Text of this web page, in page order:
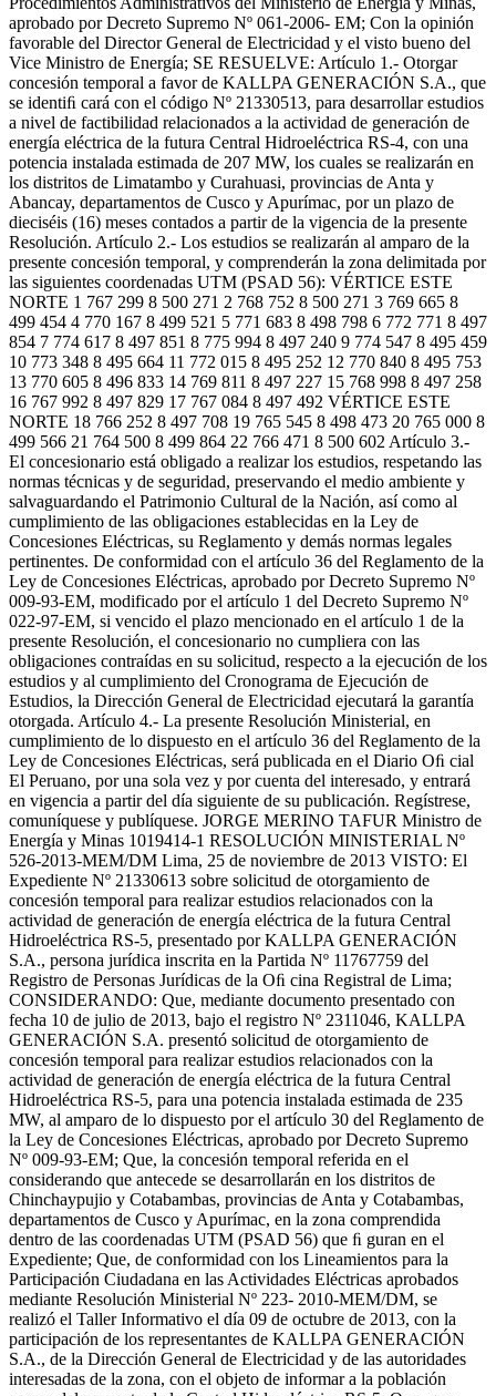
aprobado por Decreto Supremo Nº 061-2006- EM; Con la opinión
favorable del Director General de Electricidad y el visto bueno del
Vice Ministro de Energía; SE RESUELVE: Artículo 1.- Otorgar
concesión temporal a favor de KALLPA GENERACIÓN S.A., que
se identiﬁ cará con el código Nº 21330513, para desarrollar estudios
a nivel de factibilidad relacionados a la actividad de generación de
energía eléctrica de la futura Central Hidroeléctrica RS-4, con una
potencia instalada estimada de 207 MW, los cuales se realizarán en
los distritos de Limatambo y Curahuasi, provincias de Anta y
Abancay, departamentos de Cusco y Apurímac, por un plazo de
dieciséis (16) meses contados a partir de la vigencia de la presente
Resolución. Artículo 2.- Los estudios se realizarán al amparo de la
presente concesión temporal, y comprenderán la zona delimitada por
las siguientes coordenadas UTM (PSAD 56): VÉRTICE ESTE
NORTE 1 767 299 8 500 271 2 768 752 8 500 271 3 769 665 8
499 454 4 770 167 8 499 521 5 771 683 8 498 798 6 772 771 8 497
854 7 774 617 8 497 851 8 775 994 8 497 240 9 774 547 8 495 459
10 773 348 8 495 664 11 772 015 8 495 252 12 770 840 8 495 753
13 770 605 8 496 833 14 769 811 8 497 227 15 768 998 8 497 258
16 767 992 8 497 829 17 767 084 8 497 492 VÉRTICE ESTE
NORTE 18 766 252 8 497 708 19 765 545 8 498 473 20 765 000 8
499 566 21 764 500 8 499 864 22 766 471 8 500 602 Artículo 3.-
El concesionario está obligado a realizar los estudios, respetando las
normas técnicas y de seguridad, preservando el medio ambiente y
salvaguardando el Patrimonio Cultural de la Nación, así como al
cumplimiento de las obligaciones establecidas en la Ley de
Concesiones Eléctricas, su Reglamento y demás normas legales
pertinentes. De conformidad con el artículo 36 del Reglamento de la
Ley de Concesiones Eléctricas, aprobado por Decreto Supremo Nº
009-93-EM, modificado por el artículo 1 del Decreto Supremo Nº
022-97-EM, si vencido el plazo mencionado en el artículo 1 de la
presente Resolución, el concesionario no cumpliera con las
obligaciones contraídas en su solicitud, respecto a la ejecución de los
estudios y al cumplimiento del Cronograma de Ejecución de
Estudios, la Dirección General de Electricidad ejecutará la garantía
otorgada. Artículo 4.- La presente Resolución Ministerial, en
cumplimiento de lo dispuesto en el artículo 36 del Reglamento de la
Ley de Concesiones Eléctricas, será publicada en el Diario Oﬁ cial
El Peruano, por una sola vez y por cuenta del interesado, y entrará
en vigencia a partir del día siguiente de su publicación. Regístrese,
comuníquese y publíquese. JORGE MERINO TAFUR Ministro de
Energía y Minas 1019414-1 RESOLUCIÓN MINISTERIAL Nº
526-2013-MEM/DM Lima, 25 de noviembre de 2013 VISTO: El
Expediente Nº 21330613 sobre solicitud de otorgamiento de
concesión temporal para realizar estudios relacionados con la
actividad de generación de energía eléctrica de la futura Central
Hidroeléctrica RS-5, presentado por KALLPA GENERACIÓN
S.A., persona jurídica inscrita en la Partida Nº 11767759 del
Registro de Personas Jurídicas de la Oﬁ cina Registral de Lima;
CONSIDERANDO: Que, mediante documento presentado con
fecha 10 de julio de 2013, bajo el registro Nº 2311046, KALLPA
GENERACIÓN S.A. presentó solicitud de otorgamiento de
concesión temporal para realizar estudios relacionados con la
actividad de generación de energía eléctrica de la futura Central
Hidroeléctrica RS-5, para una potencia instalada estimada de 235
MW, al amparo de lo dispuesto por el artículo 30 del Reglamento de
la Ley de Concesiones Eléctricas, aprobado por Decreto Supremo
Nº 009-93-EM; Que, la concesión temporal referida en el
considerando que antecede se desarrollarán en los distritos de
Chinchaypujio y Cotabambas, provincias de Anta y Cotabambas,
departamentos de Cusco y Apurímac, en la zona comprendida
dentro de las coordenadas UTM (PSAD 56) que ﬁ guran en el
Expediente; Que, de conformidad con los Lineamientos para la
Participación Ciudadana en las Actividades Eléctricas aprobados
mediante Resolución Ministerial Nº 223- 2010-MEM/DM, se
realizó el Taller Informativo el día 09 de octubre de 2013, con la
participación de los representantes de KALLPA GENERACIÓN
S.A., de la Dirección General de Electricidad y de las autoridades
interesadas de la zona, con el objeto de informar a la población